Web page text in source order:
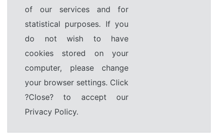
of our services and for
statistical purposes. If you
do not wish to have
cookies stored on your
computer, please change
your browser settings. Click
?Close? to accept our
Privacy Policy.